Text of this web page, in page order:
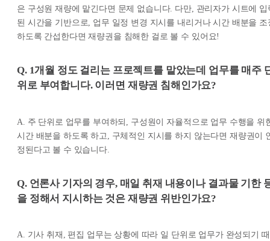
은 구성원 재량에 맡긴다면 문제 없습니다. 다만, 관리자가 시트에 입
된 시간을 기반으로, 업무 일정 변경 지시를 내리거나 시간 배분을 조
하도록 간섭한다면 재량권을 침해한 걸로 볼 수 있어요!
Q. 1개월 정도 걸리는 프로젝트를 맡았는데 업무를 매주
위로 부여합니다. 이러면 재량권 침해인가요?
A. 주 단위로 업무를 부여하되, 구성원이 자율적으로 업무 수행을 위
시간 배분을 하도록 하고, 구체적인 지시를 하지 않는다면 재량권이
정된다고 볼 수 있습니다.
Q. 언론사 기자의 경우, 매일 취재 내용이나 결과물 기한
을 정해서 지시하는 것은 재량권 위반인가요?
A. 기사 취재, 편집 업무는 상황에 따라 일 단위로 업무가 완성되기 때